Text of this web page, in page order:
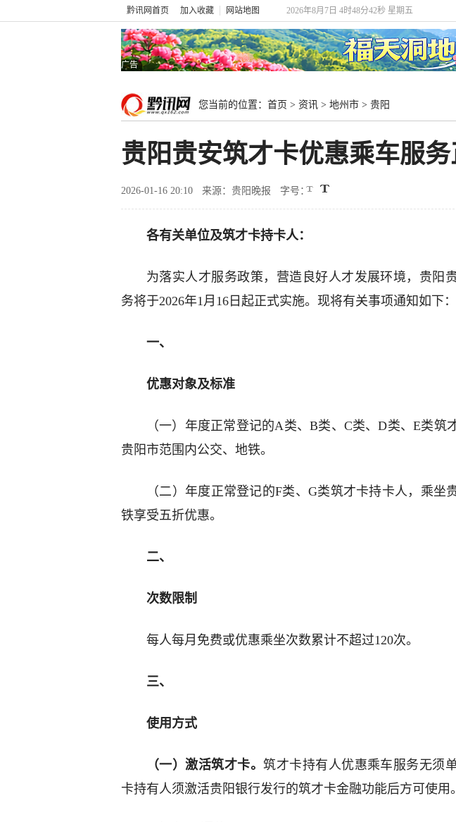
黔讯网首页 加入收藏 网站地图 2026年8月7日 4时48分43秒 星期五
广告
您当前的位置： 首页 > 资讯 > 地州市 > 贵阳
贵阳贵安筑才卡优惠乘车服
2026-01-16 20:10 来源：贵阳晚报 字号：
各有关单位及筑才卡持卡人：
为落实人才服务政策，营造良好人才发展环境，贵阳
务将于2026年1月16日起正式实施。现将有关事项通知如下：
一、
优惠对象及标准
（一）年度正常登记的A类、B类、C类、D类、E类筑
贵阳市范围内公交、地铁。
（二）年度正常登记的F类、G类筑才卡持卡人，乘坐
铁享受五折优惠。
二、
次数限制
每人每月免费或优惠乘坐次数累计不超过120次。
三、
使用方式
（一）激活筑才卡。筑才卡持有人优惠乘车服务无须
卡持有人须激活贵阳银行发行的筑才卡金融功能后方可使用。